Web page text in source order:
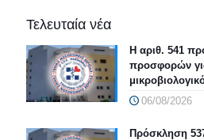
Τελευταία νέα
Η αριθ. 541
προσφορών
06/08/2026
Πρόσκληση